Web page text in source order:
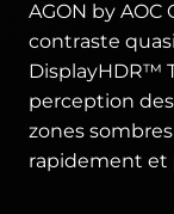
AGON by
contraste
DisplayHDR™
perception
zones
rapidement